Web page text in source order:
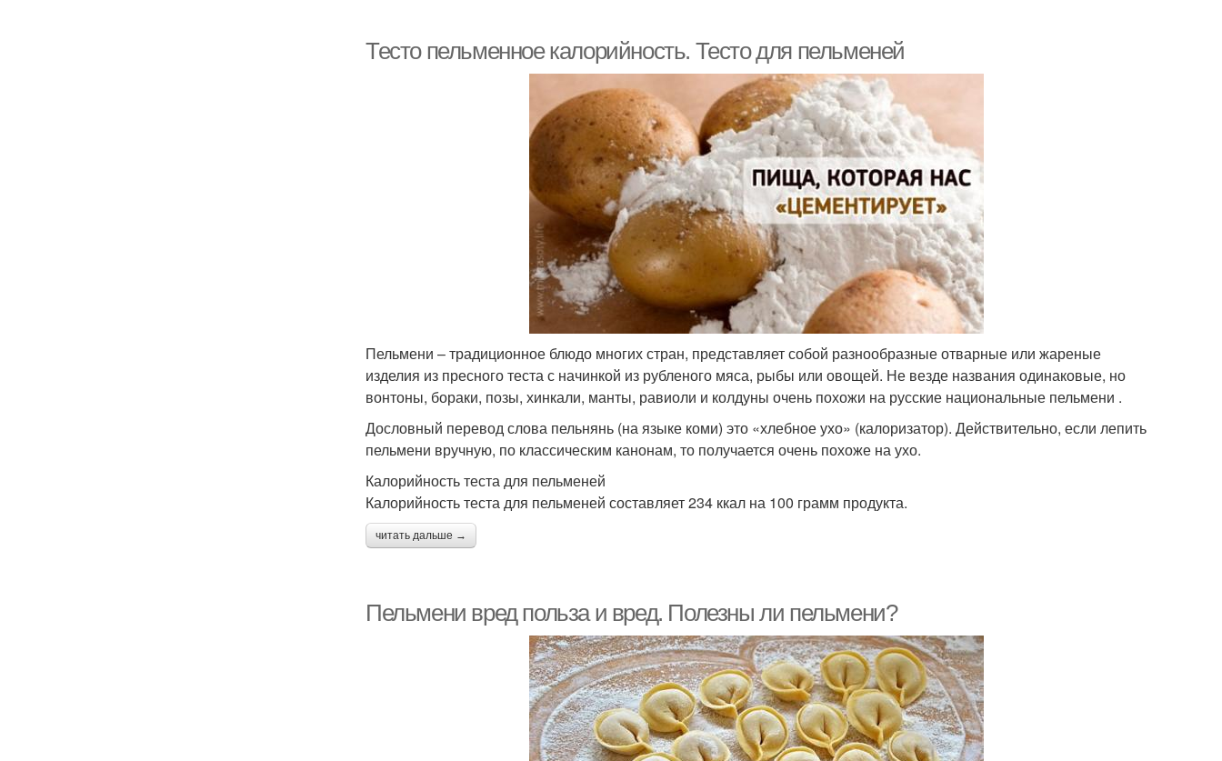
Тесто пельменное калорийность. Тесто для пельменей
Пельмени – традиционное блюдо многих стран, представляет собой разнообразные отварные или жареные
изделия из пресного теста с начинкой из рубленого мяса, рыбы или овощей. Не везде названия одинаковые, но
вонтоны, бораки, позы, хинкали, манты, равиоли и колдуны очень похожи на русские национальные пельмени .
Дословный перевод слова пельнянь (на языке коми) это «хлебное ухо» (калоризатор). Действительно, если лепить
пельмени вручную, по классическим канонам, то получается очень похоже на ухо.
Калорийность теста для пельменей
Калорийность теста для пельменей составляет 234 ккал на 100 грамм продукта.
читать дальше →
Пельмени вред польза и вред. Полезны ли пельмени?